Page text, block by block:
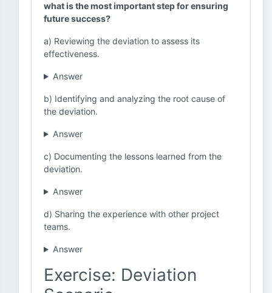
what is the most important step for ensuring
future success?
a) Reviewing the deviation to assess its
effectiveness.
Answer
b) Identifying and analyzing the root cause of
the deviation.
Answer
c) Documenting the lessons learned from the
deviation.
Answer
d) Sharing the experience with other project
teams.
Answer
Exercise: Deviation